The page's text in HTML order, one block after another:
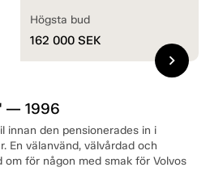
— 1996
innan den pensionerades in i
En välanvänd, välvårdad och
för någon med smak för Volvos
Högsta bud
162 000 SEK
chevron_right